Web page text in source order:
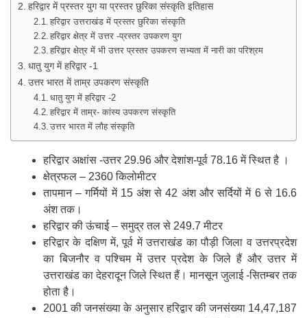
हरिद्वार में प्रस्तर युग या प्रस्तर छुरिका संस्कृति इतिहास
हरिद्वार उत्तराखंड में प्रस्तर छुरिका संस्कृति
हरिद्वार क्षेत्र में उत्तर -प्रस्तर उपकरण युग
हरिद्वार क्षेत्र में भी उत्तर प्रस्तर उपकरण सभ्यता में नारी का परिश्रम
धातु युग में हरिद्वार -1
उत्तर भारत में ताम्र उपकरण संस्कृति
धातु युग में हरिद्वार -2
हरिद्वार में ताम्र- कांस्य उपकरण संस्कृति
उत्तर भारत में लौह संस्कृति
हरिद्वार अक्षांस -उत्तर 29.96 और देशांश-पूर्व 78.16 में स्थित है ।
क्षेत्रफल – 2360 किलोमीटर
तापमान – गर्मियों में 15 अंश से 42 अंश और सर्दियों में 6 से 16.6
अंश तक।
हरिद्वार की ऊंचाई – समुद्र तल से 249.7 मीटर
हरिद्वार के दक्षिण में, पूर्व में उत्तराखंड का पौड़ी जिला व उत्तरप्रदेश
का बिजनौर व पश्चिम में उत्तर प्रदेश के जिले हैं और उत्तर में
उत्तराखंड का देहरादून जिले स्थित हैं। मानसून जुलाई -सितम्बर तक
होता है।
2001 की जनसंख्या के अनुसार हरिद्वार की जनसंख्या 14,47,187